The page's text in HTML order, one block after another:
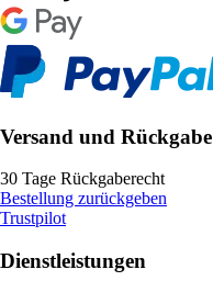
Versand und Rückgabe
30 Tage Rückgaberecht
Bestellung zurückgeben
Trustpilot
Dienstleistungen